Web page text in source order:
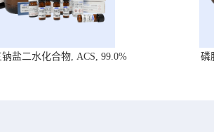
盐二水化合物, ACS, 99.0% 磷